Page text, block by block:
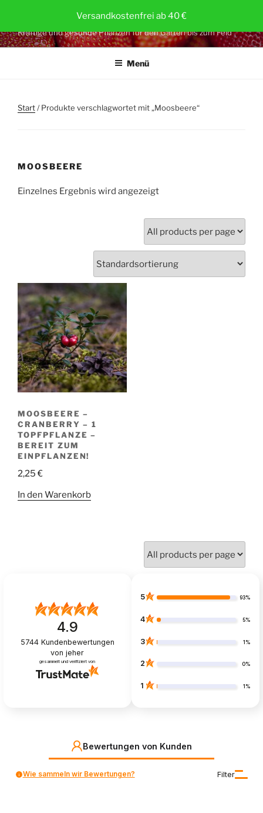
Versandkostenfrei ab 40 €
springen
ERDBEERPFLANZEN.AT
Kräftige und gesunde Pflanzen für den Garten bis zum Feld
Menü
Start/ Produkte verschlagwortet mit „Moosbeere“
MOOSBEERE
Einzelnes Ergebnis wird angezeigt
MOOSBEERE –
CRANBERRY – 1
TOPFPFLANZE –
BEREIT ZUM
EINPFLANZEN!
2,25€
In den Warenkorb
4.9
5744Kundenbewertungen
von jeher
gesammelt und verifiziert von
5 93%
4 5%
3 1%
2 0%
1 1%
Bewertungen von Kunden
Filter
Wie sammeln wir Bewertungen?